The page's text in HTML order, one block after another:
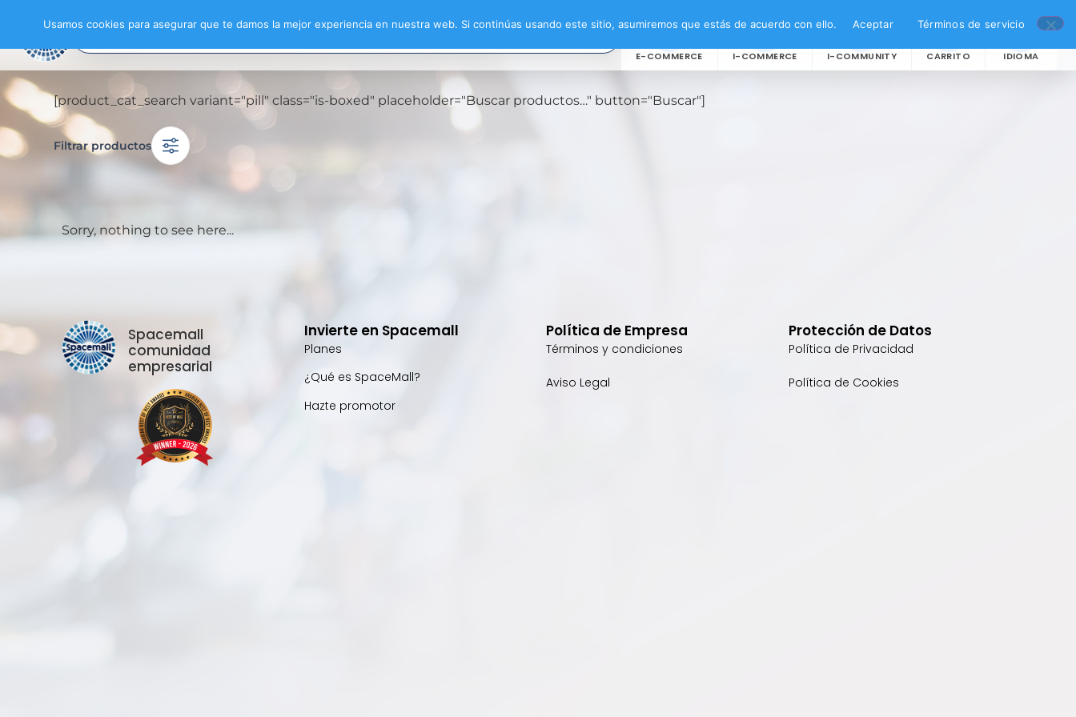
E-COMMERCE I-COMMERCE I-COMMUNITY CARRITO IDIOMA
[product_cat_search variant="pill" class="is-boxed" placeholder="Buscar productos…" button="Buscar"]
Filtrar productos
Sorry, nothing to see here...
Spacemall
comunidad
empresarial
Invierte en Spacemall
Planes
¿Qué es SpaceMall?
Hazte promotor
Política de Empresa
Términos y condiciones
Aviso Legal
Protección de Datos
Política de Privacidad
Política de Cookies
Usamos cookies para asegurar que te damos la mejor experiencia en nuestra web. Si continúas usando este sitio, asumiremos que estás de acuerdo con ello. Aceptar Términos de servicio